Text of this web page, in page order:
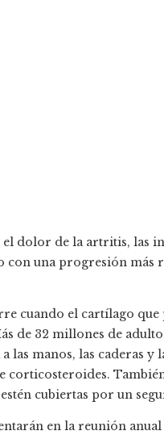
dolor de la artritis, las
una progresión más
cuando el cartílago que
de 32 millones de
las manos, las caderas y
corticosteroides.
cubiertas por un
en la reunión